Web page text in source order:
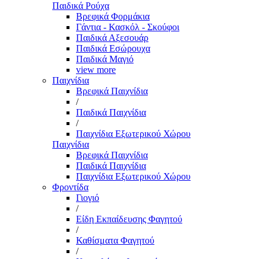
Παιδικά Ρούχα
Βρεφικά Φορμάκια
Γάντια - Κασκόλ - Σκούφοι
Παιδικά Αξεσουάρ
Παιδικά Εσώρουχα
Παιδικά Μαγιό
view more
Παιχνίδια
Βρεφικά Παιχνίδια
/
Παιδικά Παιχνίδια
/
Παιχνίδια Εξωτερικού Χώρου
Παιχνίδια
Βρεφικά Παιχνίδια
Παιδικά Παιχνίδια
Παιχνίδια Εξωτερικού Χώρου
Φροντίδα
Γιογιό
/
Είδη Εκπαίδευσης Φαγητού
/
Καθίσματα Φαγητού
/